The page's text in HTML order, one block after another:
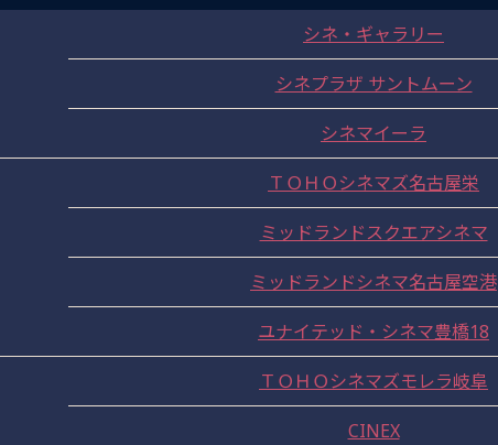
シネ・ギャラリー
シネプラザ サントムーン
シネマイーラ
ＴＯＨＯシネマズ名古屋栄
ミッドランドスクエアシネマ
ミッドランドシネマ名古屋空港
ユナイテッド・シネマ豊橋18
ＴＯＨＯシネマズモレラ岐阜
CINEX